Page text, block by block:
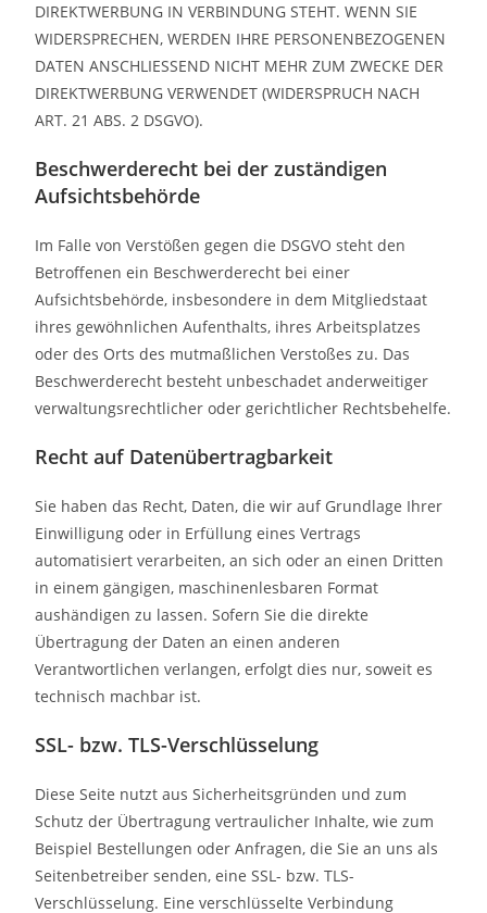
DIREKTWERBUNG IN VERBINDUNG STEHT. WENN SIE
WIDERSPRECHEN, WERDEN IHRE PERSONENBEZOGENEN
DATEN ANSCHLIESSEND NICHT MEHR ZUM ZWECKE DER
DIREKTWERBUNG VERWENDET (WIDERSPRUCH NACH
ART. 21 ABS. 2 DSGVO).
Beschwerde­recht bei der zuständigen
Aufsichts­behörde
Im Falle von Verstößen gegen die DSGVO steht den
Betroffenen ein Beschwerderecht bei einer
Aufsichtsbehörde, insbesondere in dem Mitgliedstaat
ihres gewöhnlichen Aufenthalts, ihres Arbeitsplatzes
oder des Orts des mutmaßlichen Verstoßes zu. Das
Beschwerderecht besteht unbeschadet anderweitiger
verwaltungsrechtlicher oder gerichtlicher Rechtsbehelfe.
Recht auf Daten­übertrag­barkeit
Sie haben das Recht, Daten, die wir auf Grundlage Ihrer
Einwilligung oder in Erfüllung eines Vertrags
automatisiert verarbeiten, an sich oder an einen Dritten
in einem gängigen, maschinenlesbaren Format
aushändigen zu lassen. Sofern Sie die direkte
Übertragung der Daten an einen anderen
Verantwortlichen verlangen, erfolgt dies nur, soweit es
technisch machbar ist.
SSL- bzw. TLS-Verschlüsselung
Diese Seite nutzt aus Sicherheitsgründen und zum
Schutz der Übertragung vertraulicher Inhalte, wie zum
Beispiel Bestellungen oder Anfragen, die Sie an uns als
Seitenbetreiber senden, eine SSL- bzw. TLS-
Verschlüsselung. Eine verschlüsselte Verbindung